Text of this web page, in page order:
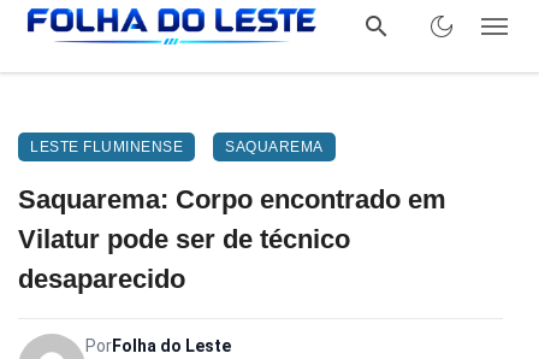
LESTE FLUMINENSE SAQUAREMA
Saquarema: Corpo encontrado em
Vilatur pode ser de técnico
desaparecido
PorFolha do Leste